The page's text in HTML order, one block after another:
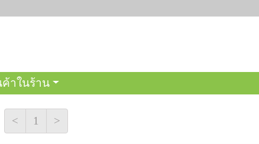
าในร้าน
< 1 >